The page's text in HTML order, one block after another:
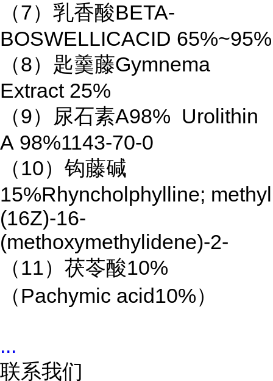
（7）乳香酸BETA-
BOSWELLICACID 65%~95%
（8）匙羹藤Gymnema
Extract 25%
（9）尿石素A98% Urolithin
A 98%1143-70-0
（10）钩藤碱
15%Rhyncholphylline; methyl
(16Z)-16-
(methoxymethylidene)-2-
（11）茯苓酸10%
（Pachymic acid10%）
...
联系我们